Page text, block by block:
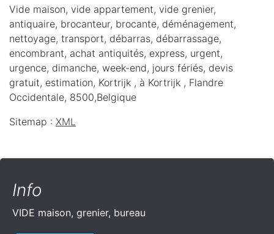
Vide maison, vide appartement, vide grenier,
antiquaire, brocanteur, brocante, déménagement,
nettoyage, transport, débarras, débarrassage,
encombrant, achat antiquités, express, urgent,
urgence, dimanche, week-end, jours fériés, devis
gratuit, estimation, Kortrijk , à Kortrijk , Flandre
Occidentale, 8500,Belgique
Sitemap : XML
Info
VIDE maison, grenier, bureau